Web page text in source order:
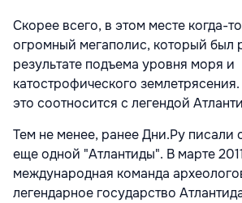
Скорее всего, в этом месте когда-
огромный мегаполис, который был
результате подъема уровня моря и
катострофического
это соотносится с легендой
Тем не менее, ранее Дни.Ру писали
еще одной "Атлантиды". В марте
международная команда
легендарное государство